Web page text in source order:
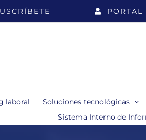
PORTAL
laboral Soluciones tecnológicas
Sistema Interno de